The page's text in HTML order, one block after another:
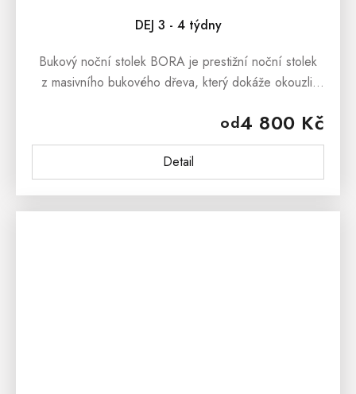
DEJ 3 - 4 týdny
od4 800 Kč
Detail
Bukový noční stolek BORA je prestižní noční stolek
z masivního bukového dřeva, který dokáže okouzlit
provedenímBukový noční stolek BORA se...